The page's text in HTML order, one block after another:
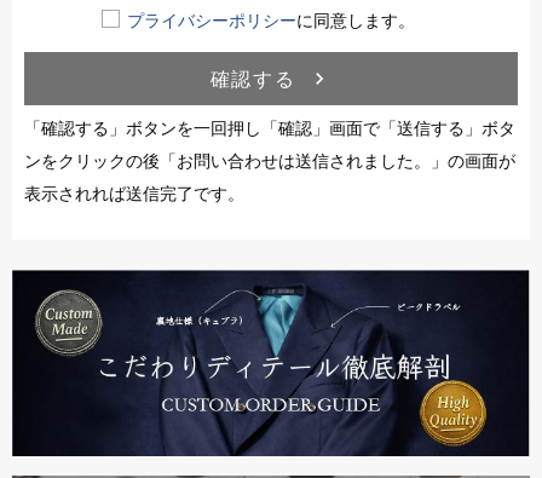
プライバシーポリシーに同意します。
確認する
navigate_next
「確認する」ボタンを一回押し「確認」画面で「送信する」ボタ
ンをクリックの後「お問い合わせは送信されました。」の画面が
表示されれば送信完了です。